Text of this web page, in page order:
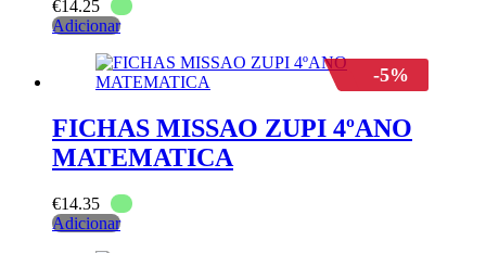
€14.25
Adicionar
-5%
FICHAS MISSAO ZUPI 4ºANO
MATEMATICA
€14.35
Adicionar